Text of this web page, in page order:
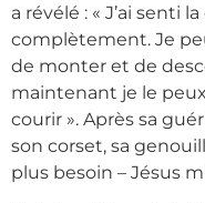
a révélé : « J’ai senti
complètement. Je
de monter et de
maintenant je le
courir ». Après sa
son corset, sa
plus besoin – Jésus